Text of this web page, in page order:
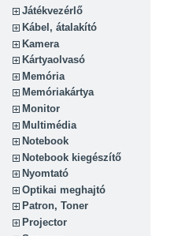
Játékvezérlő
Kábel, átalakító
Kamera
Kártyaolvasó
Memória
Memóriakártya
Monitor
Multimédia
Notebook
Notebook kiegészítő
Nyomtató
Optikai meghajtó
Patron, Toner
Projector